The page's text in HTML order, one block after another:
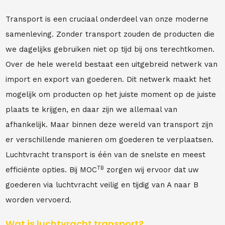
Transport is een cruciaal onderdeel van onze moderne
samenleving. Zonder transport zouden de producten die
we dagelijks gebruiken niet op tijd bij ons terechtkomen.
Over de hele wereld bestaat een uitgebreid netwerk van
import en export van goederen. Dit netwerk maakt het
mogelijk om producten op het juiste moment op de juiste
plaats te krijgen, en daar zijn we allemaal van
afhankelijk. Maar binnen deze wereld van transport zijn
er verschillende manieren om goederen te verplaatsen.
Luchtvracht transport is één van de snelste en meest
efficiënte opties. Bij MOCTB zorgen wij ervoor dat uw
goederen via luchtvracht veilig en tijdig van A naar B
worden vervoerd.